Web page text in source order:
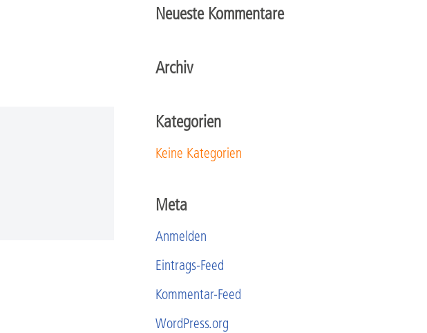
Neueste Kommentare
Archiv
Kategorien
Keine Kategorien
Meta
Anmelden
Eintrags-Feed
Kommentar-Feed
WordPress.org